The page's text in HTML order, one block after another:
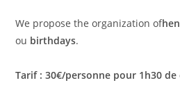
We propose the organization of
ou birthdays.
Tarif : 30€/personne pour 1h30 de